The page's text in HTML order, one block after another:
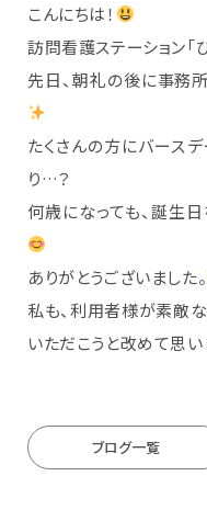
こんにちは！
訪問看護ステーション「
先日、朝礼の後に事務
たくさんの方にバース
り…？
何歳になっても、誕生
ありがとうございました。
私も、利用者様が素敵
いただこうと改めて思い
ブログ一覧